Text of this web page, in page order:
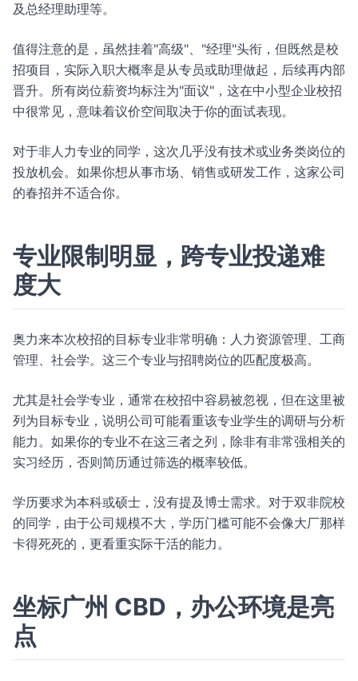
及总经理助理等。
值得注意的是，虽然挂着"高级"、"经理"头衔，但既然是校
招项目，实际入职大概率是从专员或助理做起，后续再内部
晋升。所有岗位薪资均标注为"面议"，这在中小型企业校招
中很常见，意味着议价空间取决于你的面试表现。
对于非人力专业的同学，这次几乎没有技术或业务类岗位的
投放机会。如果你想从事市场、销售或研发工作，这家公司
的春招并不适合你。
专业限制明显，跨专业投递难
度大
奥力来本次校招的目标专业非常明确：人力资源管理、工商
管理、社会学。这三个专业与招聘岗位的匹配度极高。
尤其是社会学专业，通常在校招中容易被忽视，但在这里被
列为目标专业，说明公司可能看重该专业学生的调研与分析
能力。如果你的专业不在这三者之列，除非有非常强相关的
实习经历，否则简历通过筛选的概率较低。
学历要求为本科或硕士，没有提及博士需求。对于双非院校
的同学，由于公司规模不大，学历门槛可能不会像大厂那样
卡得死死的，更看重实际干活的能力。
坐标广州 CBD，办公环境是亮
点